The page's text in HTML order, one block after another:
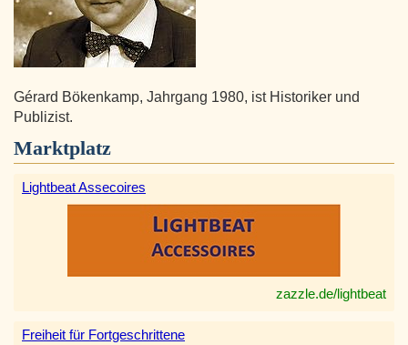
Gérard Bökenkamp, Jahrgang 1980, ist Historiker und
Publizist.
Marktplatz
Lightbeat Assecoires
zazzle.de/lightbeat
Freiheit für Fortgeschrittene